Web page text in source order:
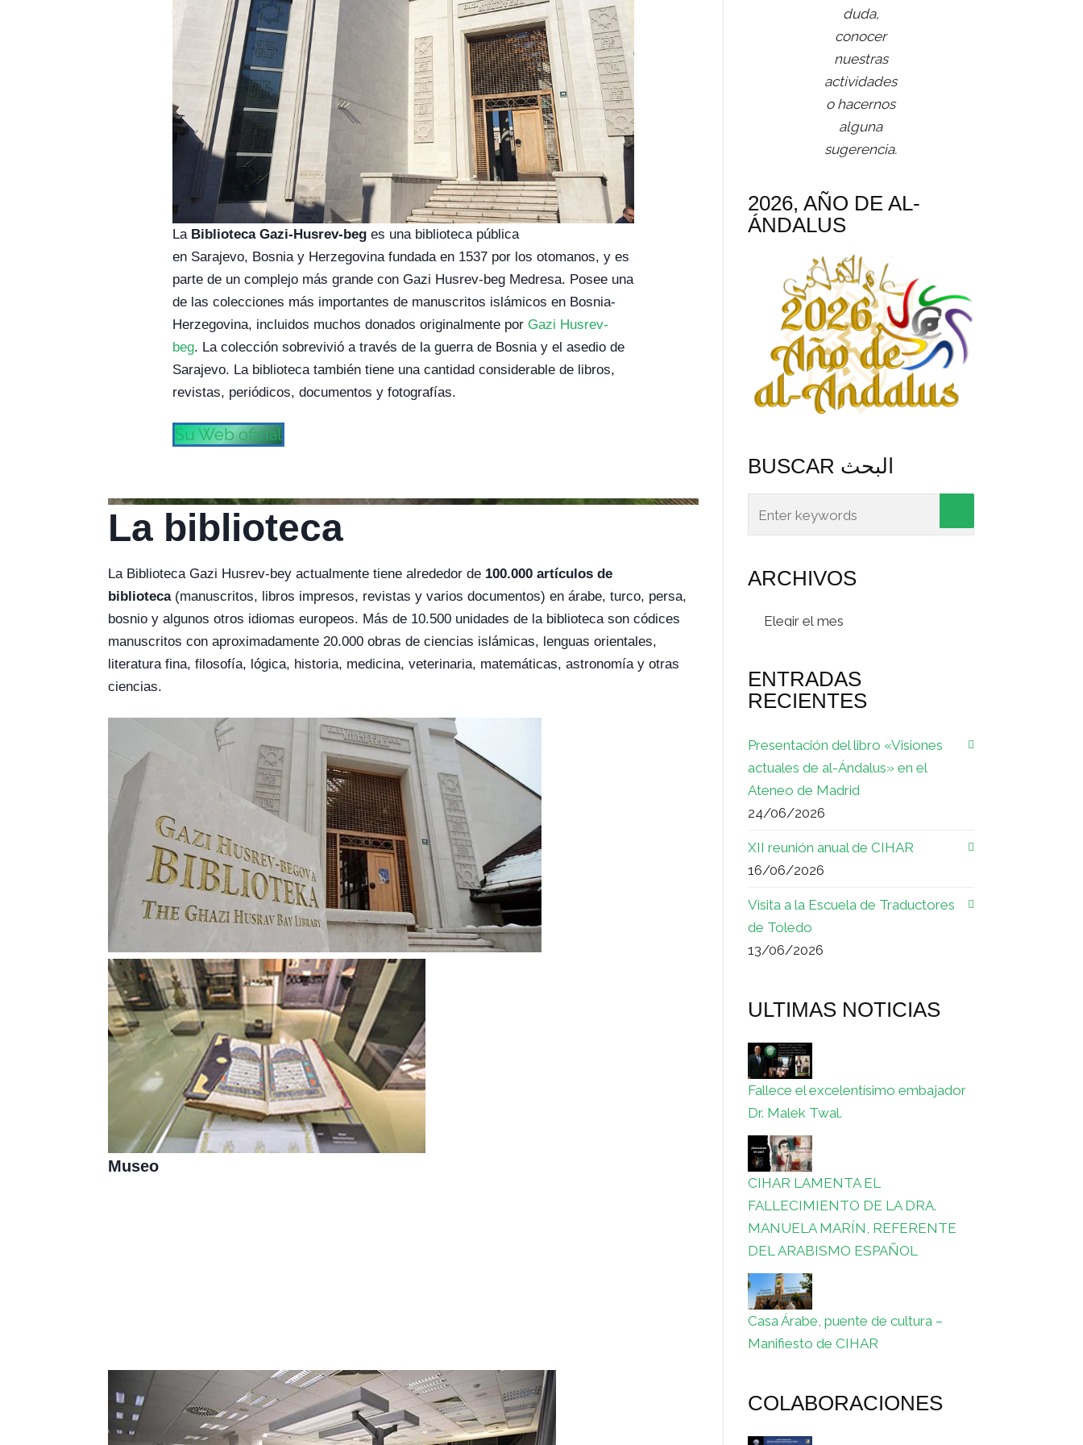
La Biblioteca Gazi-Husrev-beg es una biblioteca pública
en Sarajevo, Bosnia y Herzegovina fundada en 1537 por los otomanos, y es
parte de un complejo más grande con Gazi Husrev-beg Medresa. Posee una
de las colecciones más importantes de manuscritos islámicos en Bosnia-
Herzegovina, incluidos muchos donados originalmente por Gazi Husrev-
beg. La colección sobrevivió a través de la guerra de Bosnia y el asedio de
Sarajevo. La biblioteca también tiene una cantidad considerable de libros,
revistas, periódicos, documentos y fotografías.
Su Web oficial
La biblioteca
La Biblioteca Gazi Husrev-bey actualmente tiene alrededor de 100.000 artículos de
biblioteca(manuscritos, libros impresos, revistas y varios documentos) en árabe, turco, persa,
bosnio y algunos otros idiomas europeos. Más de 10.500 unidades de la biblioteca son códices
manuscritos con aproximadamente 20.000 obras de ciencias islámicas, lenguas orientales,
literatura fina, filosofía, lógica, historia, medicina, veterinaria, matemáticas, astronomía y otras
ciencias.
Museo
duda,
conocer
nuestras
actividades
o hacernos
alguna
sugerencia.
2026, AÑO DE AL-
ÁNDALUS
BUSCAR البحث
ARCHIVOS
ENTRADAS
RECIENTES
Presentación del libro «Visiones
actuales de al-Ándalus» en el
Ateneo de Madrid
24/06/2026
XII reunión anual de CIHAR
16/06/2026
Visita a la Escuela de Traductores
de Toledo
13/06/2026
ULTIMAS NOTICIAS
Fallece el excelentísimo embajador
Dr. Malek Twal.
CIHAR LAMENTA EL
FALLECIMIENTO DE LA DRA.
MANUELA MARÍN, REFERENTE
DEL ARABISMO ESPAÑOL
Casa Árabe, puente de cultura –
Manifiesto de CIHAR
COLABORACIONES